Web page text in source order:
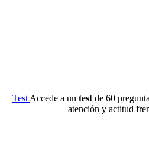
Test Accede a un test de 60
atención y actitud